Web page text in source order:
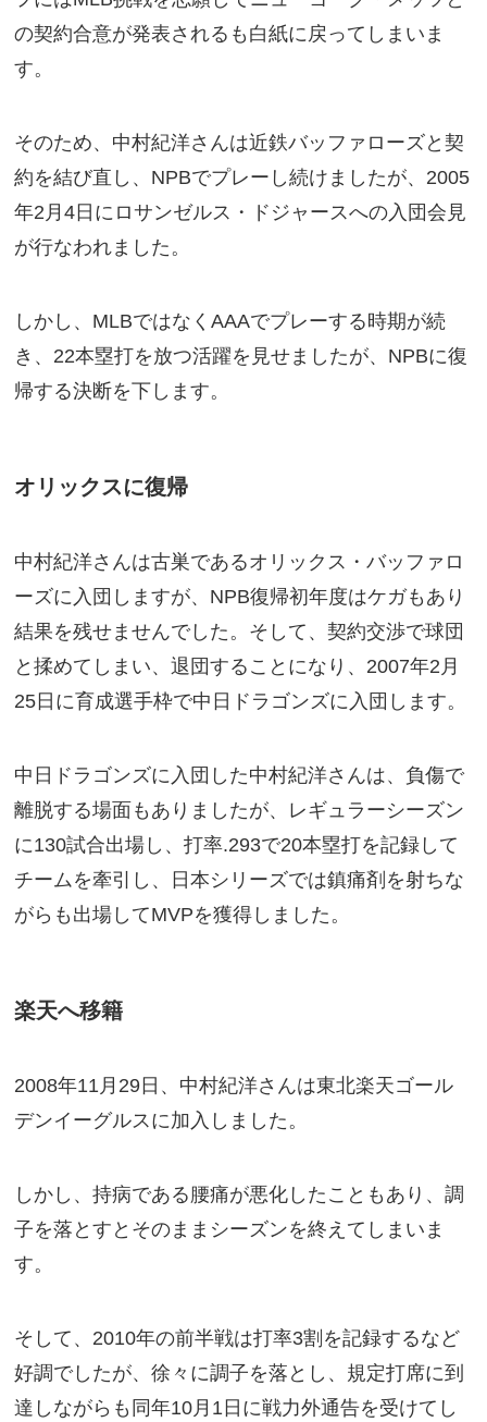
の契約合意が発表されるも白紙に戻ってしまいま
す。
そのため、中村紀洋さんは近鉄バッファローズと契
約を結び直し、NPBでプレーし続けましたが、2005
年2月4日にロサンゼルス・ドジャースへの入団会見
が行なわれました。
しかし、MLBではなくAAAでプレーする時期が続
き、22本塁打を放つ活躍を見せましたが、NPBに復
帰する決断を下します。
オリックスに復帰
中村紀洋さんは古巣であるオリックス・バッファロ
ーズに入団しますが、NPB復帰初年度はケガもあり
結果を残せませんでした。そして、契約交渉で球団
と揉めてしまい、退団することになり、2007年2月
25日に育成選手枠で中日ドラゴンズに入団します。
中日ドラゴンズに入団した中村紀洋さんは、負傷で
離脱する場面もありましたが、レギュラーシーズン
に130試合出場し、打率.293で20本塁打を記録して
チームを牽引し、日本シリーズでは鎮痛剤を射ちな
がらも出場してMVPを獲得しました。
楽天へ移籍
2008年11月29日、中村紀洋さんは東北楽天ゴール
デンイーグルスに加入しました。
しかし、持病である腰痛が悪化したこともあり、調
子を落とすとそのままシーズンを終えてしまいま
す。
そして、2010年の前半戦は打率3割を記録するなど
好調でしたが、徐々に調子を落とし、規定打席に到
達しながらも同年10月1日に戦力外通告を受けてし